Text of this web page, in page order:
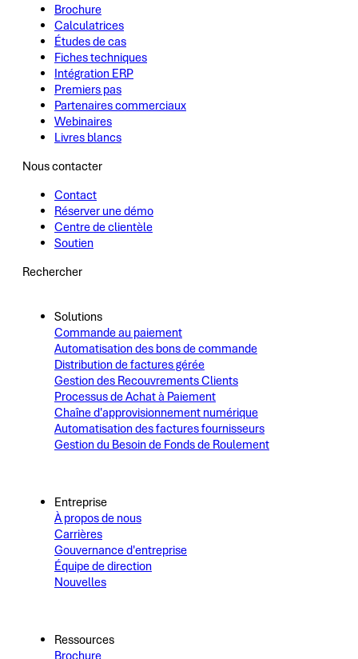
Brochure
Calculatrices
Études de cas
Fiches techniques
Intégration ERP
Premiers pas
Partenaires commerciaux
Webinaires
Livres blancs
Nous contacter
Contact
Réserver une démo
Centre de clientèle
Soutien
Rechercher
Solutions
Commande au paiement
Automatisation des bons de commande
Distribution de factures gérée
Gestion des Recouvrements Clients
Processus de Achat à Paiement
Chaîne d'approvisionnement numérique
Automatisation des factures fournisseurs
Gestion du Besoin de Fonds de Roulement
Entreprise
À propos de nous
Carrières
Gouvernance d'entreprise
Équipe de direction
Nouvelles
Ressources
Brochure